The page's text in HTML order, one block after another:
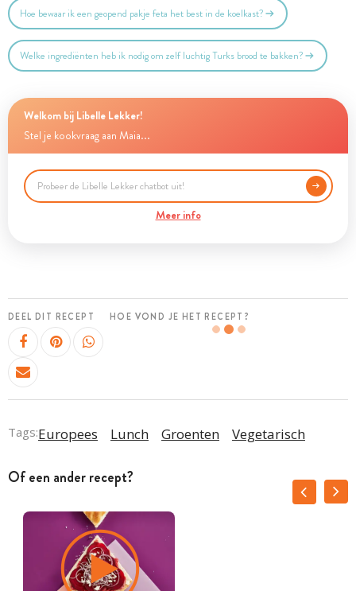
Hoe bewaar ik een geopend pakje feta het best in de koelkast?
Welke ingrediënten heb ik nodig om zelf luchtig Turks brood te bakken?
Welkom bij Libelle Lekker!
Stel je kookvraag aan Maia...
Meer info
DEEL DIT RECEPT HOE VOND JE HET RECEPT?
Tags:Europees Lunch Groenten Vegetarisch
Of een ander recept?